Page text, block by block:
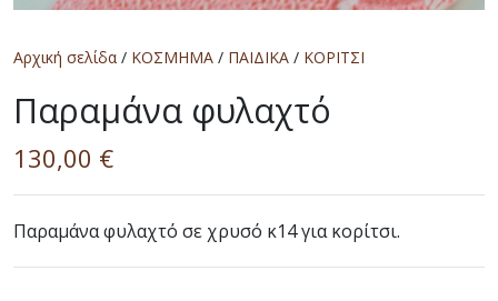
Αρχική σελίδα / ΚΟΣΜΗΜΑ / ΠΑΙΔΙΚΑ / ΚΟΡΙΤΣΙ
Παραμάνα φυλαχτό
130,00 €
Παραμάνα φυλαχτό σε χρυσό κ14 για κορίτσι.